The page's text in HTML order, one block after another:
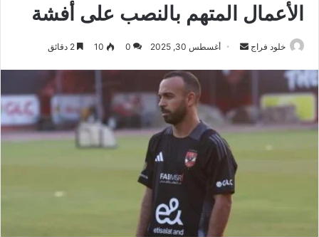
الأعمال المتهم بالنصب على أفشة
خلود فراج
أرسل أغسطس 30, 2025 0
10